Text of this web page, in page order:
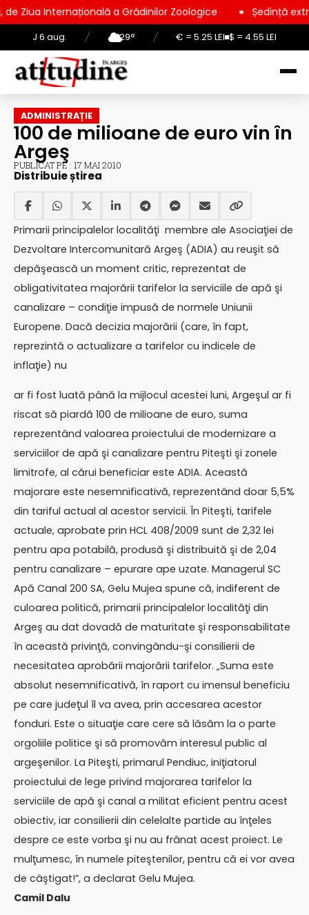
J 6 aug. / 29° / € = 5.25 LEI $ = 4.55 LEI
a Grădinilor Zoologice Ședință extraordinară la
ADMINISTRAȚIE
100 de milioane de euro vin în
Argeş
PUBLICAT PE : 17 MAI 2010
Distribuie știrea
Primarii principalelor localităţi membre ale Asociaţiei de
Dezvoltare Intercomunitară Argeş (ADIA) au reuşit să
depăşească un moment critic, reprezentat de
obligativitatea majorării tarifelor la serviciile de apă şi
canalizare – condiţie impusă de normele Uniunii
Europene. Dacă decizia majorării (care, în fapt,
reprezintă o actualizare a tarifelor cu indicele de
inflaţie) nu
ar fi fost luată până la mijlocul acestei luni, Argeşul ar fi
riscat să piardă 100 de milioane de euro, suma
reprezentând valoarea proiectului de modernizare a
serviciilor de apă şi canalizare pentru Piteşti şi zonele
limitrofe, al cărui beneficiar este ADIA. Această
majorare este nesemnificativă, reprezentând doar 5,5%
din tariful actual al acestor servicii. În Piteşti, tarifele
actuale, aprobate prin HCL 408/2009 sunt de 2,32 lei
pentru apa potabilă, produsă şi distribuită şi de 2,04
pentru canalizare – epurare ape uzate. Managerul SC
Apă Canal 200 SA, Gelu Mujea spune că, indiferent de
culoarea politică, primarii principalelor localităţi din
Argeş au dat dovadă de maturitate şi responsabilitate
în această privinţă, convingându-şi consilierii de
necesitatea aprobării majorării tarifelor. „Suma este
absolut nesemnificativă, în raport cu imensul beneficiu
pe care judeţul îl va avea, prin accesarea acestor
fonduri. Este o situaţie care cere să lăsăm la o parte
orgoliile politice şi să promovăm interesul public al
argeşenilor. La Piteşti, primarul Pendiuc, iniţiatorul
proiectului de lege privind majorarea tarifelor la
serviciile de apă şi canal a militat eficient pentru acest
obiectiv, iar consilierii din celelalte partide au înţeles
despre ce este vorba şi nu au frânat acest proiect. Le
mulţumesc, în numele piteştenilor, pentru că ei vor avea
de câştigat!”, a declarat Gelu Mujea.
Camil Dalu